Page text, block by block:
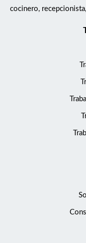
cocinero,